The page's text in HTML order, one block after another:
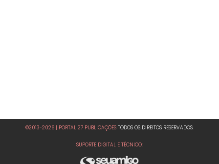
©2013-2026 | PORTAL 27 PUBLICAÇÕES TODOS OS DIREITOS RESERVADOS.
SUPORTE DIGITAL E TÉCNICO: